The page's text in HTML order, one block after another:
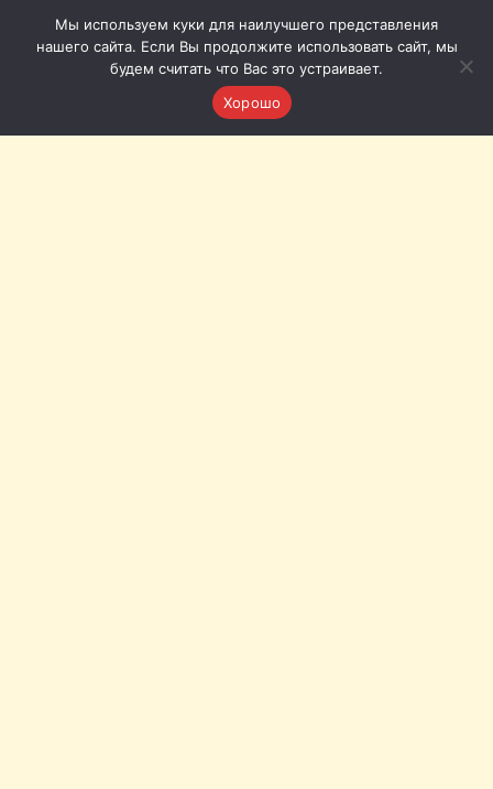
Мы используем куки для наилучшего представления
нашего сайта. Если Вы продолжите использовать сайт, мы
будем считать что Вас это устраивает.
Хорошо